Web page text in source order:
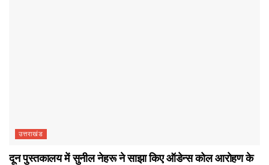
उत्तराखंड
दून पुस्तकालय में सुनील नेहरू ने साझा किए ऑडेन्स कोल आरोहण के